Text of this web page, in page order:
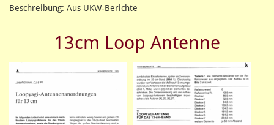
Beschreibung: Aus UKW-Berichte
13cm Loop Antenne